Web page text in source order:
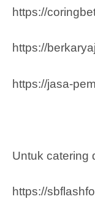
https://
https://
https://jasa-
Untuk catering
https://